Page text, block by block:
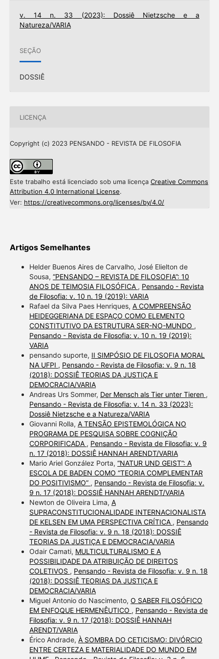
v. 14 n. 33 (2023): Dossiê Nietzsche e a
Natureza/VARIA
SEÇÃO
DOSSIÊ
LICENÇA
Copyright (c) 2023 PENSANDO - REVISTA DE FILOSOFIA
Este trabalho está licenciado sob uma licença Creative Commons
Attribution 4.0 International License.
Ver: https://creativecommons.org/licenses/by/4.0/
Artigos Semelhantes
Helder Buenos Aires de Carvalho, José Elielton de
Sousa, “PENSANDO – REVISTA DE FILOSOFIA”: 10
ANOS DE TEIMOSIA FILOSÓFICA , Pensando - Revista
de Filosofia: v. 10 n. 19 (2019): VARIA
Rafael da Silva Paes Henriques, A COMPREENSÃO
HEIDEGGERIANA DE ESPAÇO COMO ELEMENTO
CONSTITUTIVO DA ESTRUTURA SER-NO-MUNDO ,
Pensando - Revista de Filosofia: v. 10 n. 19 (2019):
VARIA
pensando suporte, II SIMPÓSIO DE FILOSOFIA MORAL
NA UFPI , Pensando - Revista de Filosofia: v. 9 n. 18
(2018): DOSSIÊ TEORIAS DA JUSTIÇA E
DEMOCRACIA/VARIA
Andreas Urs Sommer, Der Mensch als Tier unter Tieren ,
Pensando - Revista de Filosofia: v. 14 n. 33 (2023):
Dossiê Nietzsche e a Natureza/VARIA
Giovanni Rolla, A TENSÃO EPISTEMOLÓGICA NO
PROGRAMA DE PESQUISA SOBRE COGNIÇÃO
CORPORIFICADA , Pensando - Revista de Filosofia: v. 9
n. 17 (2018): DOSSIÊ HANNAH ARENDT/VARIA
Mario Ariel González Porta, “NATUR UND GEIST”: A
ESCOLA DE BADEN COMO “TEORIA COMPLEMENTAR
DO POSITIVISMO” , Pensando - Revista de Filosofia: v.
9 n. 17 (2018): DOSSIÊ HANNAH ARENDT/VARIA
Newton de Oliveira Lima, A
SUPRACONSTITUCIONALIDADE INTERNACIONALISTA
DE KELSEN EM UMA PERSPECTIVA CRÍTICA , Pensando
- Revista de Filosofia: v. 9 n. 18 (2018): DOSSIÊ
TEORIAS DA JUSTIÇA E DEMOCRACIA/VARIA
Odair Camati, MULTICULTURALISMO E A
POSSIBILIDADE DA ATRIBUIÇÃO DE DIREITOS
COLETIVOS , Pensando - Revista de Filosofia: v. 9 n. 18
(2018): DOSSIÊ TEORIAS DA JUSTIÇA E
DEMOCRACIA/VARIA
Miguel Antonio do Nascimento, O SABER FILOSÓFICO
EM ENFOQUE HERMENÊUTICO , Pensando - Revista de
Filosofia: v. 9 n. 17 (2018): DOSSIÊ HANNAH
ARENDT/VARIA
Érico Andrade, À SOMBRA DO CETICISMO: DIVÓRCIO
ENTRE CERTEZA E MATERIALIDADE DO MUNDO EM